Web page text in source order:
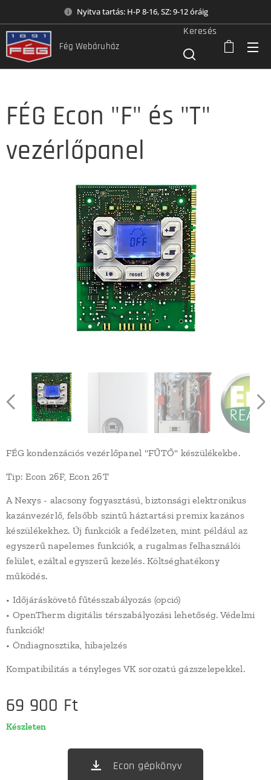
Nyitva tartás: H-P 8-16, SZ: 9-12 óráig
Fég Webáruház
Keresés
FÉG Econ "F" és "T"
vezérlőpanel
FÉG kondenzációs vezérlőpanel "FŰTŐ" készülékekbe.
Tip: Econ 26F, Econ 26T
A Nexys - alacsony fogyasztású, biztonsági elektronikus
kazánvezérlő, felsőbb szintű háztartási premix kazános
készülékekhez. Új funkciók a fedélzeten, mint például az
egyszerű napelemes funkciók, a rugalmas felhasználói
felület, ezáltal egyszerű kezelés. Költséghatékony
működés.
• Időjáráskövetô fűtésszabályozás (opció)
• OpenTherm digitális térszabályozási lehetőség. Védelmi
funkciók!
• Öndiagnosztika, hibajelzés
Kompatibilitás a tényleges VK sorozatú gázszelepekkel.
69 900 Ft
Készleten
Econ gépkönyv